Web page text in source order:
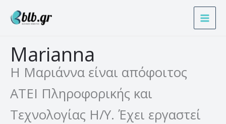
στο
Marianna
Η Μαριάννα είναι απόφοιτος
ΑΤΕΙ Πληροφορικής και
Τεχνολογίας Η/Υ. Έχει εργαστεί
ν
ή
η
σ